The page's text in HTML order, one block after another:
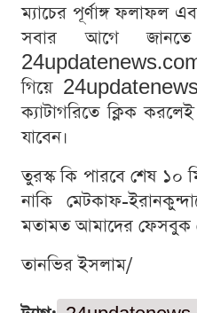
ম্যাচের পূর্ণাঙ্গ ফলাফল
সবার আগে জানতে
গিয়ে 24updatenews
ক্যাটাগরিতে ক্লিক
যাবেন।
তুরস্ক কি পারবে শেষ ১০
নাকি মেটকাফ-
মতামত আমাদের ফেসবুক
তানভির ইসলাম/